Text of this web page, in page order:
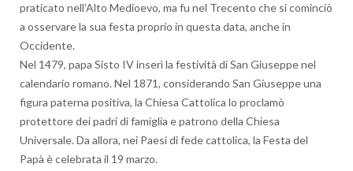
praticato nell’Alto Medioevo, ma fu nel Trecento che si cominciò
a osservare la sua festa proprio in questa data, anche in
Occidente.
Nel 1479, papa Sisto IV inserì la festività di San Giuseppe nel
calendario romano. Nel 1871, considerando San Giuseppe una
figura paterna positiva, la Chiesa Cattolica lo proclamò
protettore dei padri di famiglia e patrono della Chiesa
Universale. Da allora, nei Paesi di fede cattolica, la Festa del
Papà è celebrata il 19 marzo.